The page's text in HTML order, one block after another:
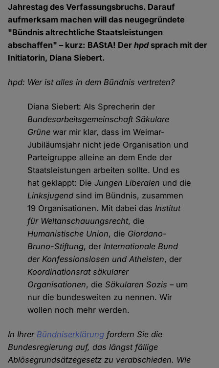
Jahrestag des Verfassungsbruchs. Darauf
aufmerksam machen will das neugegründete
"Bündnis altrechtliche Staatsleistungen
abschaffen" – kurz: BAStA! Derhpdsprach mit der
Initiatorin, Diana Siebert.
hpd: Wer ist alles in dem Bündnis vertreten?
Diana Siebert: Als Sprecherin der
Bundesarbeitsgemeinschaft Säkulare
Grüne war mir klar, dass im Weimar-
Jubiläumsjahr nicht jede Organisation und
Parteigruppe alleine an dem Ende der
Staatsleistungen arbeiten sollte. Und es
hat geklappt: DieJungen Liberalen und die
Linksjugend sind im Bündnis, zusammen
19 Organisationen. Mit dabei dasInstitut
für Weltanschauungsrecht, die
Humanistische Union, die Giordano-
Bruno-Stiftung, derInternationale Bund
der Konfessionslosen und Atheisten, der
Koordinationsrat säkularer
Organisationen, dieSäkularen Sozis – um
nur die bundesweiten zu nennen. Wir
wollen noch mehr werden.
In Ihrer Bündniserklärung fordern Sie die
Bundesregierung auf, das längst fällige
Ablösegrundsätzegesetz zu verabschieden. Wie